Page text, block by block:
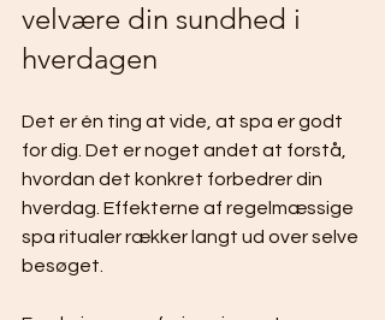
velvære din sundhed i
hverdagen
Det er én ting at vide, at spa er godt
for dig. Det er noget andet at forstå,
hvordan det konkret forbedrer din
hverdag. Effekterne af regelmæssige
spa ritualer rækker langt ud over selve
besøget.